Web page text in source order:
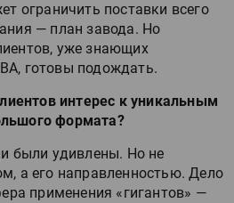
ограничить поставки всего
— план завода. Но
уже знающих
готовы подождать.
интерес к уникальным
формата?
были удивлены. Но не
а его направленностью. Дело
применения «гигантов» —